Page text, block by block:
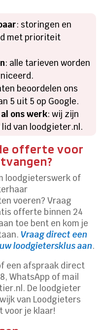
: storingen en
met prioriteit
: alle tarieven worden
beoordelen ons
5 uit 5 op Google.
ons werk: wij zijn
van loodgieter.nl.
offerte voor
loodgieterswerk of
voeren? Vraag
offerte binnen 24
toe bent en kom je
Vraag direct een
loodgietersklus aan.
een afspraak direct
WhatsApp of mail
De loodgieter
van Loodgieters
voor je klaar!